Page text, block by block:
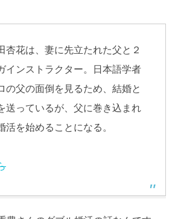
杏花は、妻に先立たれた父と２
インストラクター。日本語学者
の父の面倒を見るため、結婚と
送っているが、父に巻き込まれ
活を始めることになる。